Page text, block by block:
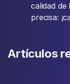
calidad de
precisa:
Artículos